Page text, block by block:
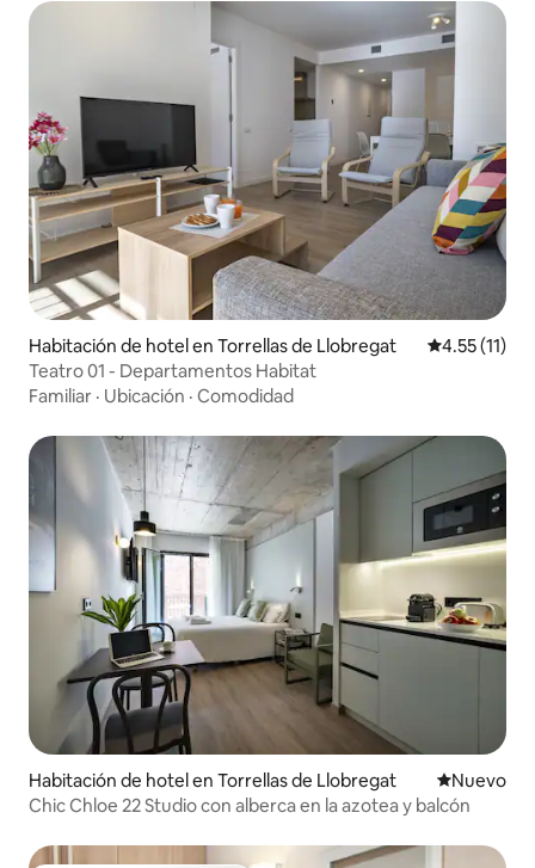
Habitación de hotel en Torrellas de Llobregat Calificación
4.55 (11)
Teatro 01 - Departamentos Habitat
Familiar · Ubicación · Comodidad
Habitación de hotel en Torrellas de Llobregat Nuevo
Nuevo
Chic Chloe 22 Studio con alberca en la azotea y balcón